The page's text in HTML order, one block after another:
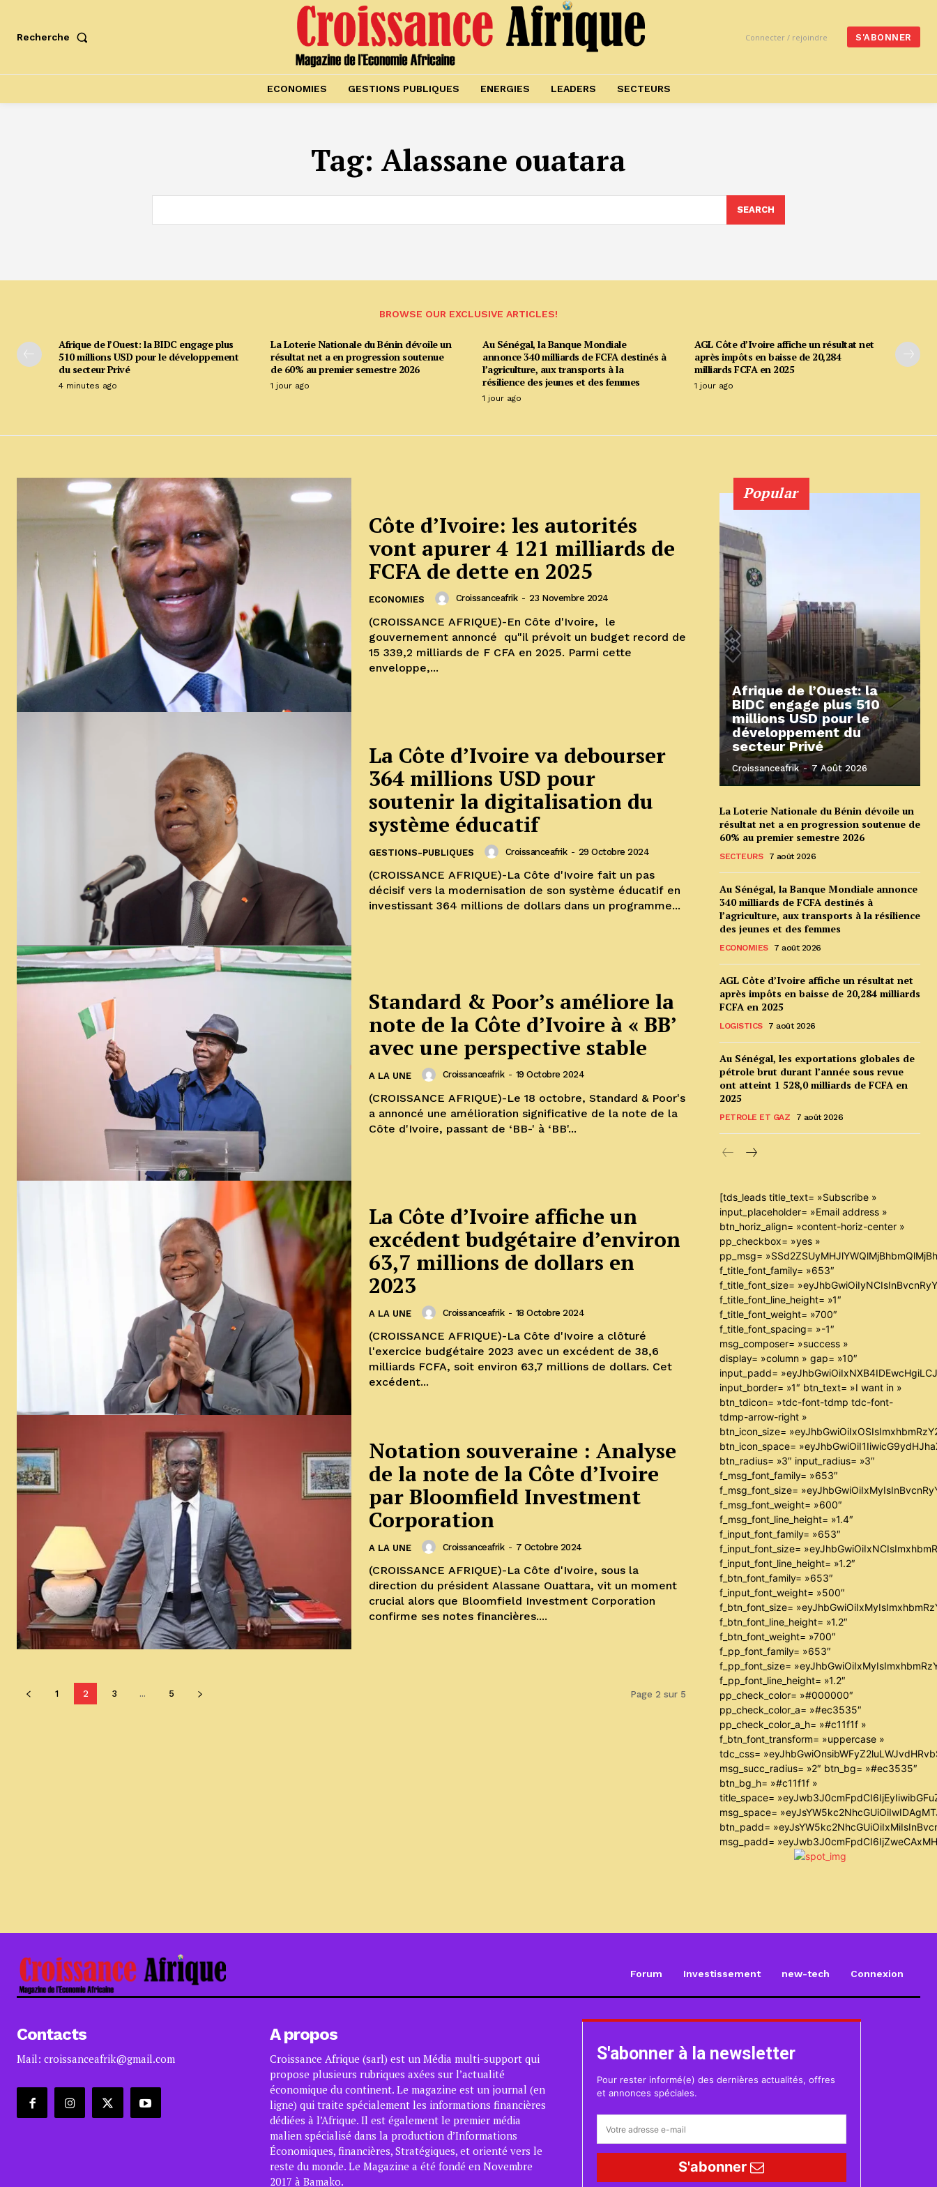
Recherche Connecter / rejoindre S'ABONNER
ECONOMIES GESTIONS PUBLIQUES ENERGIES LEADERS SECTEURS
Tag: Alassane ouatara
SEARCH
BROWSE OUR EXCLUSIVE ARTICLES!
Afrique de l’Ouest: la BIDC engage plus
510 millions USD pour le développement
du secteur Privé
4 minutes ago
La Loterie Nationale du Bénin dévoile un
résultat net a en progression soutenue
de 60% au premier semestre 2026
1 jour ago
Au Sénégal, la Banque Mondiale
annonce 340 milliards de FCFA destinés à
l’agriculture, aux transports à la
résilience des jeunes et des femmes
1 jour ago
AGL Côte d’Ivoire affiche un résultat net
après impôts en baisse de 20,284
milliards FCFA en 2025
1 jour ago
Côte d’Ivoire: les autorités
vont apurer 4 121 milliards de
FCFA de dette en 2025
ECONOMIES Croissanceafrik - 23 Novembre 2024
(CROISSANCE AFRIQUE)-En Côte d'Ivoire, le
gouvernement annoncé qu"il prévoit un budget record de
15 339,2 milliards de F CFA en 2025. Parmi cette
enveloppe,...
La Côte d’Ivoire va debourser
364 millions USD pour
soutenir la digitalisation du
système éducatif
GESTIONS-PUBLIQUES Croissanceafrik - 29 Octobre 2024
(CROISSANCE AFRIQUE)-La Côte d'Ivoire fait un pas
décisif vers la modernisation de son système éducatif en
investissant 364 millions de dollars dans un programme...
Standard & Poor’s améliore la
note de la Côte d’Ivoire à « BB’
avec une perspective stable
A LA UNE Croissanceafrik - 19 Octobre 2024
(CROISSANCE AFRIQUE)-Le 18 octobre, Standard & Poor's
a annoncé une amélioration significative de la note de la
Côte d'Ivoire, passant de ‘BB-' à ‘BB'...
La Côte d’Ivoire affiche un
excédent budgétaire d’environ
63,7 millions de dollars en
2023
A LA UNE Croissanceafrik - 18 Octobre 2024
(CROISSANCE AFRIQUE)-La Côte d'Ivoire a clôturé
l'exercice budgétaire 2023 avec un excédent de 38,6
milliards FCFA, soit environ 63,7 millions de dollars. Cet
excédent...
Notation souveraine : Analyse
de la note de la Côte d’Ivoire
par Bloomfield Investment
Corporation
A LA UNE Croissanceafrik - 7 Octobre 2024
(CROISSANCE AFRIQUE)-La Côte d'Ivoire, sous la
direction du président Alassane Ouattara, vit un moment
crucial alors que Bloomfield Investment Corporation
confirme ses notes financières....
1 2 3 ... 5 Page 2 sur 5
Popular
Afrique de l’Ouest: la
BIDC engage plus 510
millions USD pour le
développement du
secteur Privé
Croissanceafrik - 7 Août 2026
La Loterie Nationale du Bénin dévoile un
résultat net a en progression soutenue de
60% au premier semestre 2026
SECTEURS 7 août 2026
Au Sénégal, la Banque Mondiale annonce
340 milliards de FCFA destinés à
l’agriculture, aux transports à la résilience
des jeunes et des femmes
ECONOMIES 7 août 2026
AGL Côte d’Ivoire affiche un résultat net
après impôts en baisse de 20,284 milliards
FCFA en 2025
LOGISTICS 7 août 2026
Au Sénégal, les exportations globales de
pétrole brut durant l’année sous revue
ont atteint 1 528,0 milliards de FCFA en
2025
PETROLE ET GAZ 7 août 2026
[tds_leads title_text= »Subscribe »
input_placeholder= »Email address »
btn_horiz_align= »content-horiz-center »
pp_checkbox= »yes »
pp_msg=
f_title_font_family= »653″
f_title_font_size=
f_title_font_line_height= »1″
f_title_font_weight= »700″
f_title_font_spacing= »-1″
msg_composer= »success »
display= »column » gap= »10″
input_padd=
input_border= »1″ btn_text= »I want in »
btn_tdicon= »tdc-font-tdmp tdc-font-
tdmp-arrow-right »
btn_icon_size=
btn_icon_space=
btn_radius= »3″ input_radius= »3″
f_msg_font_family= »653″
f_msg_font_size=
f_msg_font_weight= »600″
f_msg_font_line_height= »1.4″
f_input_font_family= »653″
f_input_font_size=
f_input_font_line_height= »1.2″
f_btn_font_family= »653″
f_input_font_weight= »500″
f_btn_font_size=
f_btn_font_line_height= »1.2″
f_btn_font_weight= »700″
f_pp_font_family= »653″
f_pp_font_size=
f_pp_font_line_height= »1.2″
pp_check_color= »#000000″
pp_check_color_a= »#ec3535″
pp_check_color_a_h= »#c11f1f »
f_btn_font_transform= »uppercase »
tdc_css=
msg_succ_radius= »2″ btn_bg= »#ec3535″
btn_bg_h= »#c11f1f »
title_space=
msg_space=
btn_padd=
msg_padd=
Forum Investissement new-tech Connexion
Contacts
Mail: croissanceafrik@gmail.com
A propos
Croissance Afrique (sarl) est un Média multi-support qui
propose plusieurs rubriques axées sur l’actualité
économique du continent. Le magazine est un journal (en
ligne) qui traite spécialement les informations financières
dédiées à l’Afrique. Il est également le premier média
malien spécialisé dans la production d’Informations
Économiques, financières, Stratégiques, et orienté vers le
reste du monde. Le Magazine a été fondé en Novembre
2017 à Bamako.
S'abonner à la newsletter
Pour rester informé(e) des dernières actualités, offres
et annonces spéciales.
S'abonner